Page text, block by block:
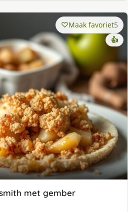
Maak favoriet5
👍
met gember